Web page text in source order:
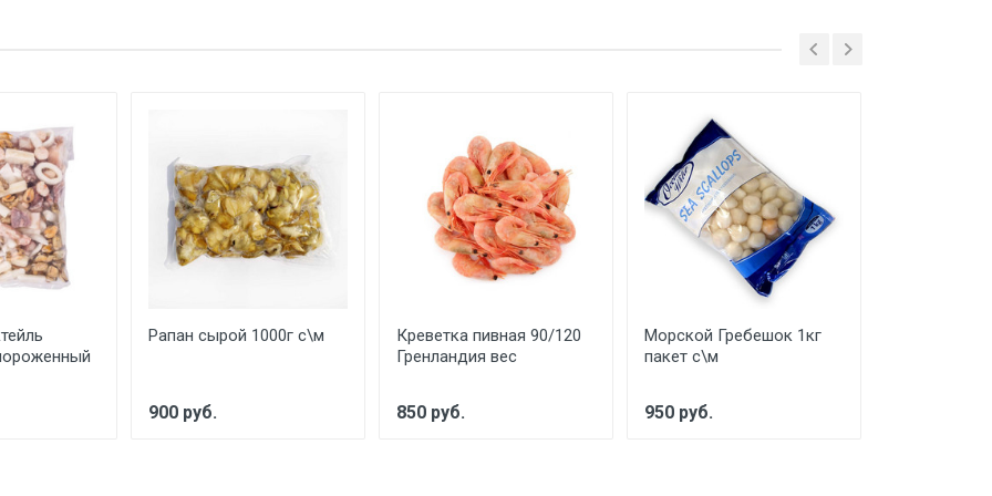
Рапан сырой 1000г с\м
900 руб.
Креветка пивная 90/120
Гренландия вес
850 руб.
Морской Гребешок 1кг
пакет с\м
950 руб.